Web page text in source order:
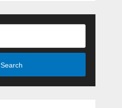
Search